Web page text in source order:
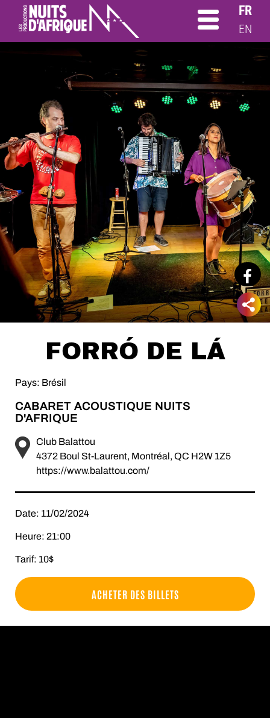
FR
EN
FORRÓ DE LÁ
Pays: Brésil
CABARET ACOUSTIQUE NUITS
D'AFRIQUE
Club Balattou
4372 Boul St-Laurent, Montréal, QC H2W 1Z5
https://www.balattou.com/
Date: 11/02/2024
Heure: 21:00
Tarif: 10$
ACHETER DES BILLETS